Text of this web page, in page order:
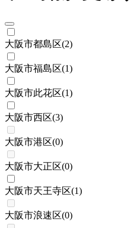
大阪市都島区(2)
大阪市福島区(1)
大阪市此花区(1)
大阪市西区(3)
大阪市港区(0)
大阪市大正区(0)
大阪市天王寺区(1)
大阪市浪速区(0)